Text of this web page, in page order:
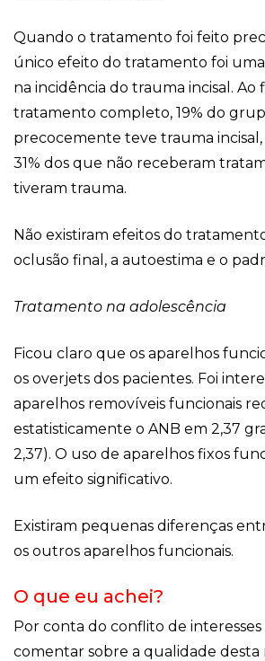
Quando o tratamento foi feito
único efeito do tratamento foi
na incidência do trauma incisal. Ao
tratamento completo, 19% do
precocemente teve trauma incisal,
31% dos que não receberam
tiveram trauma.
Não existiram efeitos do
oclusão final, a autoestima e o
Tratamento na adolescência
Ficou claro que os aparelhos
os overjets dos pacientes. Foi
aparelhos removíveis funcionais
estatisticamente o ANB em 2,37
2,37). O uso de aparelhos fixos
um efeito significativo.
Existiram pequenas diferenças
os outros aparelhos funcionais.
O que eu achei?
Por conta do conflito de interesses
comentar sobre a qualidade desta